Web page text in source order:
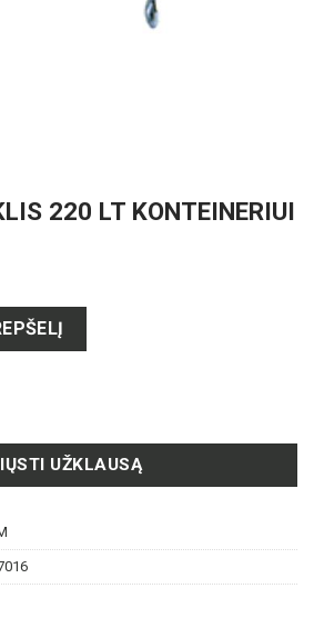
220 LT KONTEINERIUI
LAIKIKLIS 220 LT KONTEINERIUI
UŽKLAUSĄ